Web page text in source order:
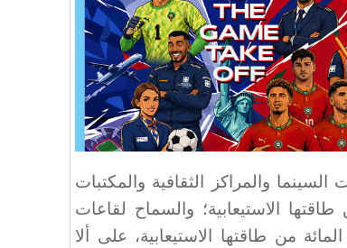
والمراكز الثقافية والمكتبات
50 في المائة من طاقتها الاستيعابية؛ والسماح لقاعات
والأفراح بالاشتغال في حدود 50 في المائة من طاقتها الاستيعابية، على ألا